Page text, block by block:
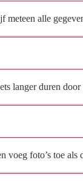
alle
langer duren
foto’s toe